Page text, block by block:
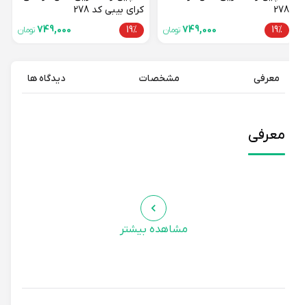
749,000تومان
کرای بیبی کد 278
749,000تومان
معرفی مشخصات دیدگاه ها
معرفی
مشاهده بیشتر